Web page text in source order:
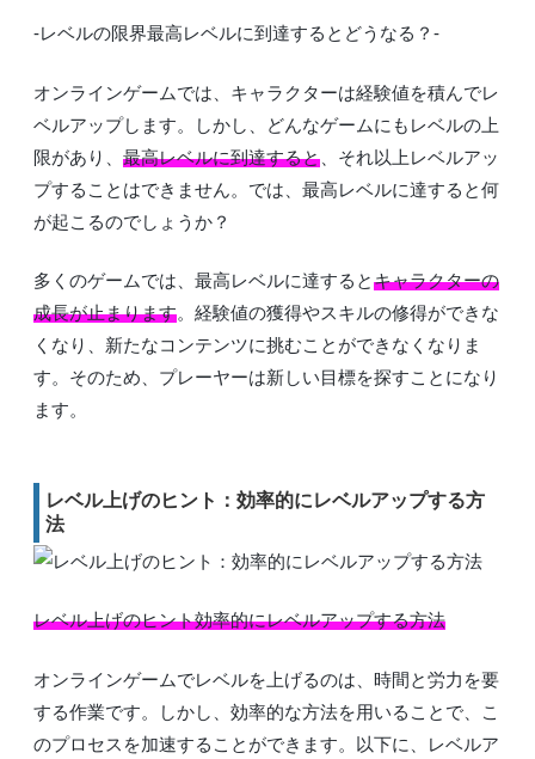
-レベルの限界最高レベルに到達するとどうなる？-
オンラインゲームでは、キャラクターは経験値を積んでレ
ベルアップします。しかし、どんなゲームにもレベルの上
限があり、 最高レベルに到達すると 、それ以上レベルアッ
プすることはできません。では、最高レベルに達すると何
が起こるのでしょうか？
多くのゲームでは、最高レベルに達するとキャラクターの
成長が止まります。経験値の獲得やスキルの修得ができな
くなり、新たなコンテンツに挑むことができなくなりま
す。そのため、プレーヤーは新しい目標を探すことになり
ます。
レベル上げのヒント：効率的にレベルアップする方
法
レベル上げのヒント効率的にレベルアップする方法
オンラインゲームでレベルを上げるのは、時間と労力を要
する作業です。しかし、効率的な方法を用いることで、こ
のプロセスを加速することができます。以下に、レベルア